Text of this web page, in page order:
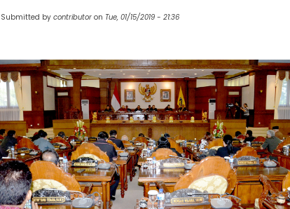
Submitted by contributor on Tue, 01/15/2019 - 21:36